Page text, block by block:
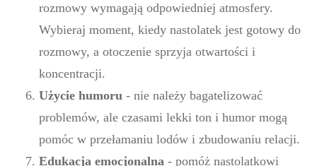
rozmowy wymagają odpowiedniej atmosfery.
Wybieraj moment, kiedy nastolatek jest gotowy do
rozmowy, a otoczenie sprzyja otwartości i
koncentracji.
Użycie humoru - nie należy bagatelizować
problemów, ale czasami lekki ton i humor mogą
pomóc w przełamaniu lodów i zbudowaniu relacji.
Edukacja emocjonalna - pomóż nastolatkowi